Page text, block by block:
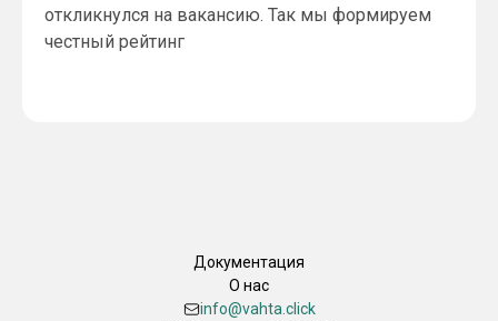
откликнулся на вакансию. Так мы формируем
честный рейтинг
Документация
О нас
info@vahta.click